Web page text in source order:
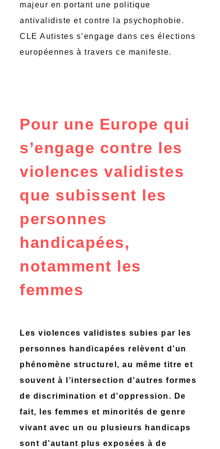
majeur en portant une politique
antivalidiste et contre la psychophobie.
CLE Autistes s’engage dans ces élections
européennes à travers ce manifeste.
Pour une Europe qui
s’engage contre les
violences validistes
que subissent les
personnes
handicapées,
notamment les
femmes
Les violences validistes subies par les
personnes handicapées relèvent d’un
phénomène structurel, au même titre et
souvent à l’intersection d’autres formes
de discrimination et d’oppression. De
fait, les femmes et minorités de genre
vivant avec un ou plusieurs handicaps
sont d’autant plus exposées à de